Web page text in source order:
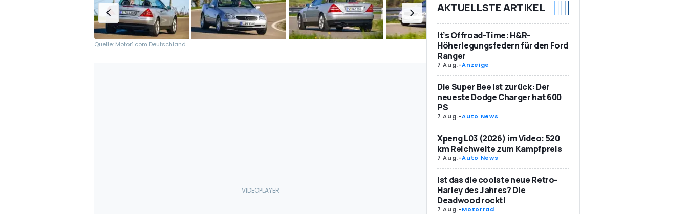
Quelle: Motor1.com Deutschland
AKTUELLSTE ARTIKEL
It’s Offroad-Time: H&R-
Höherlegungsfedern für den Ford
Ranger
7 Aug.-Anzeige
Die Super Bee ist zurück: Der
neueste Dodge Charger hat 600
PS
7 Aug.-Auto News
Xpeng L03 (2026) im Video: 520
km Reichweite zum Kampfpreis
7 Aug.-Auto News
Ist das die coolste neue Retro-
Harley des Jahres? Die
Deadwood rockt!
7 Aug.-Motorrad